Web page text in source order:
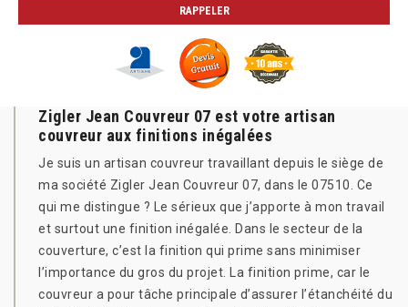
Zigler Jean Couvreur 07 est votre artisan
couvreur aux finitions inégalées
Je suis un artisan couvreur travaillant depuis le siège de
ma société Zigler Jean Couvreur 07, dans le 07510. Ce
qui me distingue ? Le sérieux que j’apporte à mon travail
et surtout une finition inégalée. Dans le secteur de la
couverture, c’est la finition qui prime sans minimiser
l’importance du gros du projet. La finition prime, car le
couvreur a pour tâche principale d’assurer l’étanchéité du